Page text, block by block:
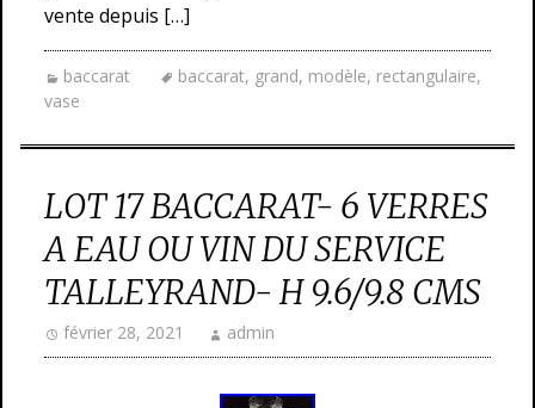
vente depuis […]
baccarat baccarat, grand, modèle, rectangulaire,
vase
LOT 17 BACCARAT- 6 VERRES
A EAU OU VIN DU SERVICE
TALLEYRAND- H 9.6/9.8 CMS
février 28, 2021 admin